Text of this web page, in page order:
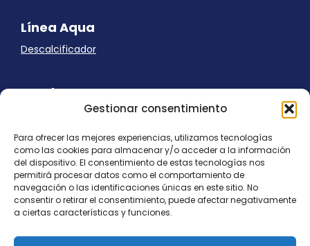
Gestionar consentimiento
Para ofrecer las mejores experiencias, utilizamos tecnologías
como las cookies para almacenar y/o acceder a la información
del dispositivo. El consentimiento de estas tecnologías nos
permitirá procesar datos como el comportamiento de
navegación o las identificaciones únicas en este sitio. No
consentir o retirar el consentimiento, puede afectar negativamente
a ciertas características y funciones.
Línea Aqua
Descalcificador
Ayuda
Panel Cookies
Política de privacidad
contacto@nostresol.com
Canal de Denuncias
Trabaja con nosotros